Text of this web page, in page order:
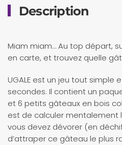
Description
Miam miam… Au top départ,
en carte, et trouvez quelle
UGALE est un jeu tout simple
secondes. Il contient un
et 6 petits gâteaux en bois
est de calculer mentalement
vous devez dévorer (en
d’attraper ce gâteau le plus